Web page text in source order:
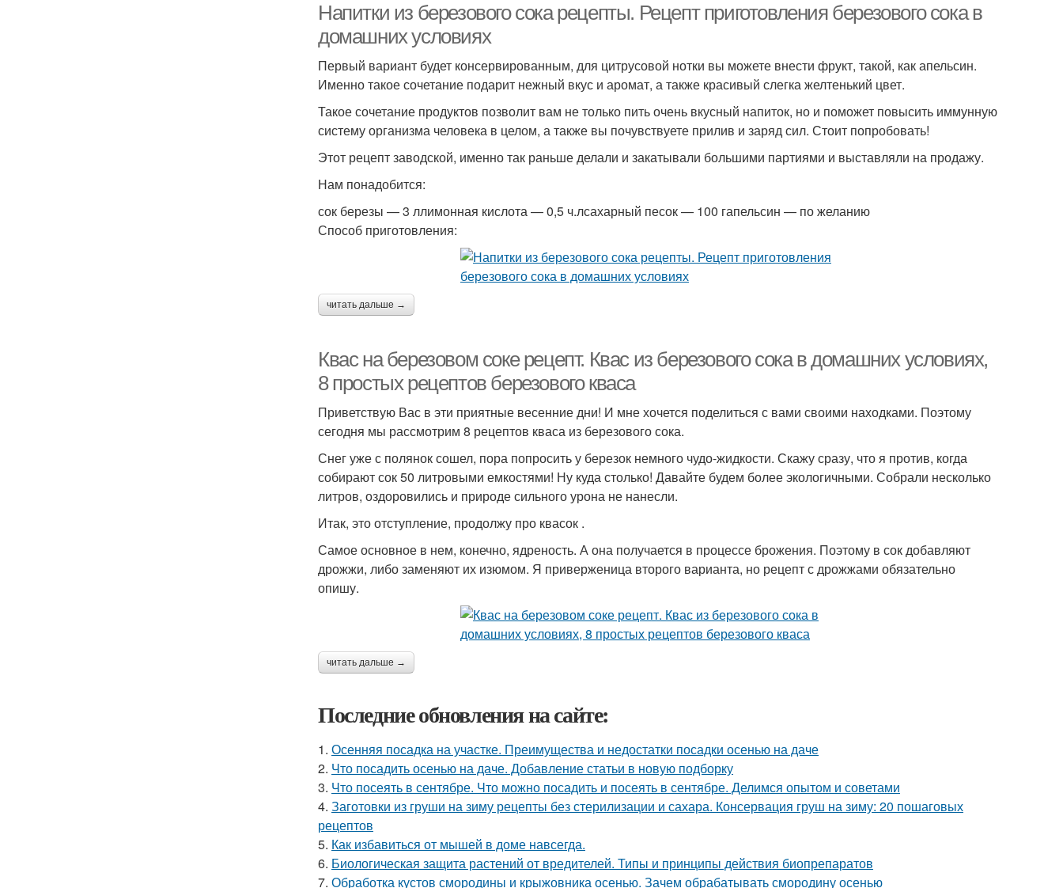
Напитки из березового сока рецепты. Рецепт приготовления березового сока в
домашних условиях
Первый вариант будет консервированным, для цитрусовой нотки вы можете внести фрукт, такой, как апельсин.
Именно такое сочетание подарит нежный вкус и аромат, а также красивый слегка желтенький цвет.
Такое сочетание продуктов позволит вам не только пить очень вкусный напиток, но и поможет повысить иммунную
систему организма человека в целом, а также вы почувствуете прилив и заряд сил. Стоит попробовать!
Этот рецепт заводской, именно так раньше делали и закатывали большими партиями и выставляли на продажу.
Нам понадобится:
сок березы — 3 ллимонная кислота — 0,5 ч.лсахарный песок — 100 гапельсин — по желанию
Способ приготовления:
читать дальше →
Квас на березовом соке рецепт. Квас из березового сока в домашних условиях,
8 простых рецептов березового кваса
Приветствую Вас в эти приятные весенние дни! И мне хочется поделиться с вами своими находками. Поэтому
сегодня мы рассмотрим 8 рецептов кваса из березового сока.
Снег уже с полянок сошел, пора попросить у березок немного чудо-жидкости. Скажу сразу, что я против, когда
собирают сок 50 литровыми емкостями! Ну куда столько! Давайте будем более экологичными. Собрали несколько
литров, оздоровились и природе сильного урона не нанесли.
Итак, это отступление, продолжу про квасок .
Самое основное в нем, конечно, ядреность. А она получается в процессе брожения. Поэтому в сок добавляют
дрожжи, либо заменяют их изюмом. Я приверженица второго варианта, но рецепт с дрожжами обязательно
опишу.
читать дальше →
Последние обновления на сайте:
1. Осенняя посадка на участке. Преимущества и недостатки посадки осенью на даче
2. Что посадить осенью на даче. Добавление статьи в новую подборку
3. Что посеять в сентябре. Что можно посадить и посеять в сентябре. Делимся опытом и советами
4. Заготовки из груши на зиму рецепты без стерилизации и сахара. Консервация груш на зиму: 20 пошаговых
рецептов
5. Как избавиться от мышей в доме навсегда.
6. Биологическая защита растений от вредителей. Типы и принципы действия биопрепаратов
7. Обработка кустов смородины и крыжовника осенью. Зачем обрабатывать смородину осенью